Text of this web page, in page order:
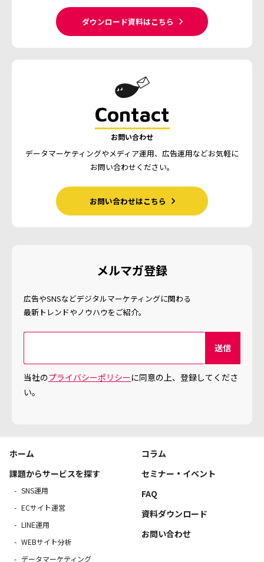
ダウンロード資料はこちら
Contact
お問い合わせ
データマーケティングやメディア運用、広告運用などお気軽に
お問い合わせください。
お問い合わせはこちら
メルマガ登録
広告やSNSなどデジタルマーケティングに関わる
最新トレンドやノウハウをご紹介。
当社のプライバシーポリシーに同意の上、登録してくださ
い。
ホーム
課題からサービスを探す
SNS運用
ECサイト運営
LINE運用
WEBサイト分析
データマーケティング
コラム
セミナー・イベント
FAQ
資料ダウンロード
お問い合わせ